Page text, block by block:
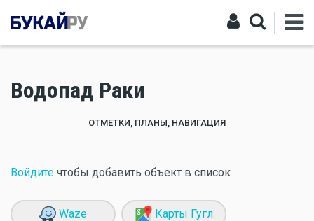
Водопад Раки
ОТМЕТКИ, ПЛАНЫ, НАВИГАЦИЯ
Войдите чтобы добавить объект в список
Waze Карты Гугл